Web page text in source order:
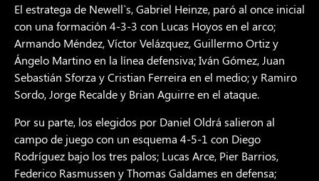
El estratega de Newell`s, Gabriel Heinze, paró al once inicial
con una formación 4-3-3 con Lucas Hoyos en el arco;
Armando Méndez, Víctor Velázquez, Guillermo Ortiz y
Ángelo Martino en la línea defensiva; Iván Gómez, Juan
Sebastián Sforza y Cristian Ferreira en el medio; y Ramiro
Sordo, Jorge Recalde y Brian Aguirre en el ataque.
Por su parte, los elegidos por Daniel Oldrá salieron al
campo de juego con un esquema 4-5-1 con Diego
Rodríguez bajo los tres palos; Lucas Arce, Pier Barrios,
Federico Rasmussen y Thomas Galdames en defensa;